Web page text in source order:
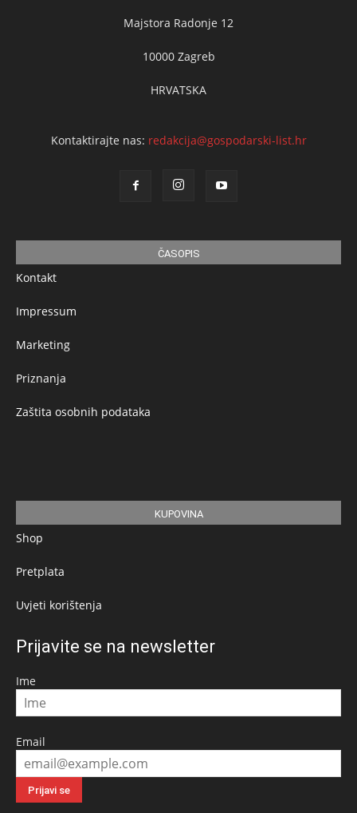
Majstora Radonje 12
10000 Zagreb
HRVATSKA
Kontaktirajte nas: redakcija@gospodarski-list.hr
ČASOPIS
Kontakt
Impressum
Marketing
Priznanja
Zaštita osobnih podataka
KUPOVINA
Shop
Pretplata
Uvjeti korištenja
Prijavite se na newsletter
Ime
Email